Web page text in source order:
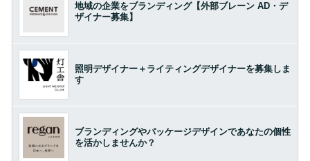
地域の企業をブランディング【外部ブレーン AD・デ
ザイナー募集】
照明デザイナー＋ライティングデザイナーを募集しま
す
ブランディングやパッケージデザインであなたの個性
を活かしませんか？